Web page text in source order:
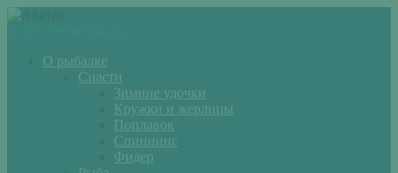
О рыбалке
Снасти
Зимние удочки
Кружки и жерлицы
Поплавок
Спиннинг
Фидер